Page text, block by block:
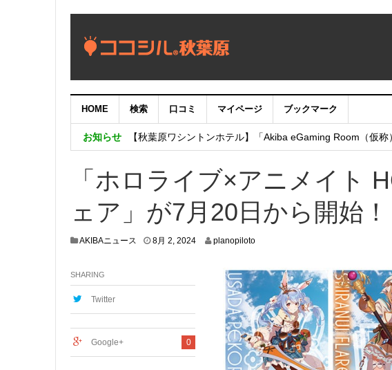
HOME 検索 口コミ マイページ ブックマーク
お知らせ
【重要：9月5日（火）22時】ココシル：アカウントサービス
【秋葉原ワシントンホテル】「Akiba eGaming Room（仮
「ホロライブ×アニメイト
ェア」が7月20日から開始！
AKIBAニュース 8月 2, 20247
planopiloto
SHARING
Twitter
0
Google+